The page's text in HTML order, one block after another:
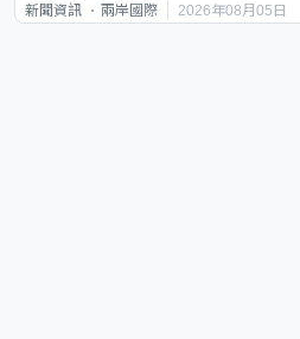
新聞資訊 兩岸國際 2026年08月05日